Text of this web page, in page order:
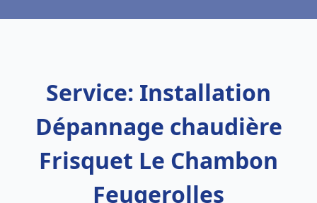
Service: Installation
Dépannage chaudière
Frisquet Le Chambon
Feugerolles